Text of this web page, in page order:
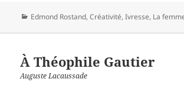
Catégories
Edmond Rostand,Créativité,Ivresse, La
À Théophile Gautier
Auguste Lacaussade